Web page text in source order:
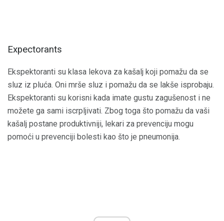
Expectorants
Ekspektoranti su klasa lekova za kašalj koji pomažu da se
sluz iz pluća. Oni mrše sluz i pomažu da se lakše isprobaju.
Ekspektoranti su korisni kada imate gustu zagušenost i ne
možete ga sami iscrpljivati. Zbog toga što pomažu da vaši
kašalj postane produktivniji, lekari za prevenciju mogu
pomoći u prevenciji bolesti kao što je pneumonija.